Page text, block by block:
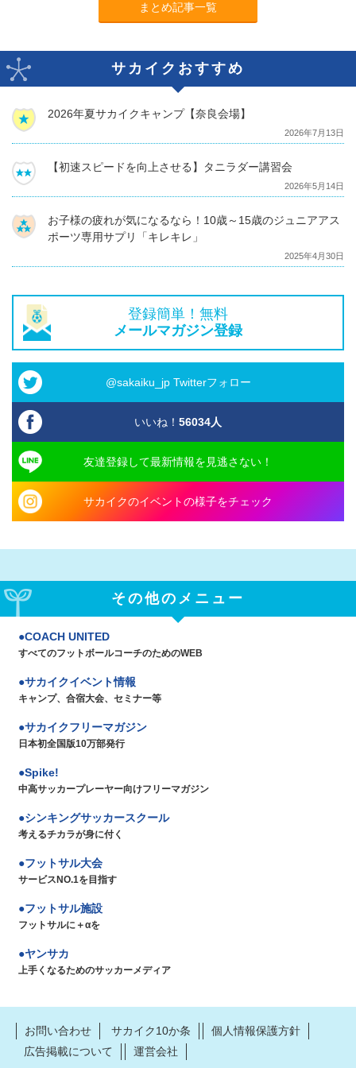
まとめ記事一覧
サカイクおすすめ
2026年夏サカイクキャンプ【奈良会場】
2026年7月13日
【初速スピードを向上させる】タニラダー講習会
2026年5月14日
お子様の疲れが気になるなら！10歳～15歳のジュニアアス
ポーツ専用サプリ「キレキレ」
2025年4月30日
登録簡単！無料
メールマガジン登録
@sakaiku_jp Twitterフォロー
いいね！ 56034人
友達登録して最新情報を見逃さない！
サカイクのイベントの様子をチェック
その他のメニュー
COACH UNITED
すべてのフットボールコーチのためのWEB
サカイクイベント情報
キャンプ、合宿大会、セミナー等
サカイクフリーマガジン
日本初全国版10万部発行
Spike!
中高サッカープレーヤー向けフリーマガジン
シンキングサッカースクール
考えるチカラが身に付く
フットサル大会
サービスNO.1を目指す
フットサル施設
フットサルに＋αを
ヤンサカ
上手くなるためのサッカーメディア
お問い合わせ サカイク10か条
個人情報保護方針
広告掲載について
運営会社